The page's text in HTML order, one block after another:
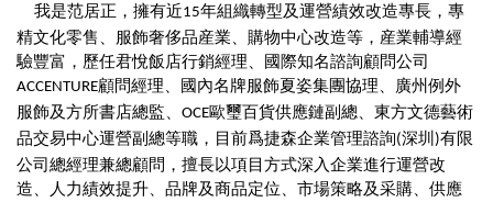
我是范居正，擁有近15年組織轉型及運營績效改造專長，專
精文化零售、服飾奢侈品産業、購物中心改造等，産業輔導經
驗豐富，歷任君悅飯店行銷經理、國際知名諮詢顧問公司
ACCENTURE顧問經理、國內名牌服飾夏姿集團協理、廣州例外
服飾及方所書店總監、 OCE歐璽百貨供應鏈副總、東方文德藝術
品交易中心運營副總等職，目前爲捷森企業管理諮詢(深圳 )有限
公司總經理兼總顧問，擅長以項目方式深入企業進行運營改
造、人力績效提升、品牌及商品定位、市場策略及采購、供應